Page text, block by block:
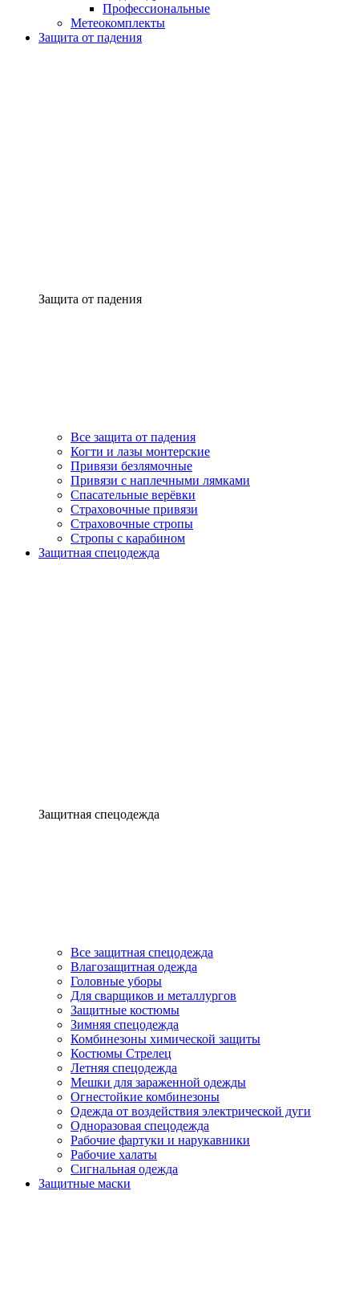
Профессиональные
Метеокомплекты
Защита от падения
Защита от падения
Все защита от падения
Когти и лазы монтерские
Привязи безлямочные
Привязи с наплечными лямками
Спасательные верёвки
Страховочные привязи
Страховочные стропы
Стропы с карабином
Защитная спецодежда
Защитная спецодежда
Все защитная спецодежда
Влагозащитная одежда
Головные уборы
Для сварщиков и металлургов
Защитные костюмы
Зимняя спецодежда
Комбинезоны химической защиты
Костюмы Стрелец
Летняя спецодежда
Мешки для зараженной одежды
Огнестойкие комбинезоны
Одежда от воздействия электрической дуги
Одноразовая спецодежда
Рабочие фартуки и нарукавники
Рабочие халаты
Сигнальная одежда
Защитные маски